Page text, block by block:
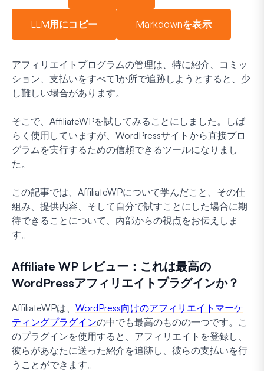
LLM用にコピー Markdownを表示
アフィリエイトプログラムの管理は、特に紹介、コミッ
ション、支払いをすべて1か所で追跡しようとすると、少
し難しい場合があります。
そこで、AffiliateWPを試してみることにしました。しば
らく使用していますが、WordPressサイトから直接プロ
グラムを実行するための信頼できるツールになりまし
た。
この記事では、AffiliateWPについて学んだこと、その仕
組み、提供内容、そして自分で試すことにした場合に期
待できることについて、内部からの視点をお伝えしま
す。
Affiliate WP レビュー：これは最高の
WordPressアフィリエイトプラグインか？
AffiliateWPは、 WordPress向けのアフィリエイトマーケ
ティングプラグインの中でも最高のものの一つです。こ
のプラグインを使用すると、アフィリエイトを登録し、
彼らがあなたに送った紹介を追跡し、彼らの支払いを行
うことができます。